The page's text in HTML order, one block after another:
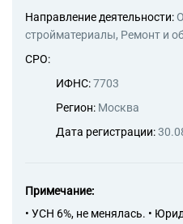
Направление деятельности:
стройматериалы, Ремонт и
СРО:
ИФНС:7703
Регион: Москва
Дата регистрации:
Примечание:
• УСН 6%, не менялась. •